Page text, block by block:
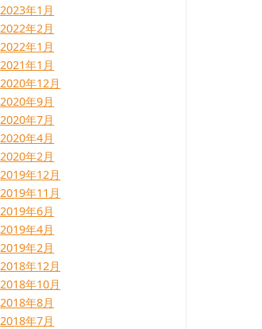
2023年1月
2022年2月
2022年1月
2021年1月
2020年12月
2020年9月
2020年7月
2020年4月
2020年2月
2019年12月
2019年11月
2019年6月
2019年4月
2019年2月
2018年12月
2018年10月
2018年8月
2018年7月